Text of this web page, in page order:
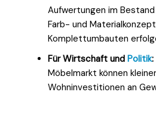
Aufwertungen im
Farb- und
Komplettumbauten
Für Wirtschaft und Politik:
Möbelmarkt können
Wohninvestitionen an